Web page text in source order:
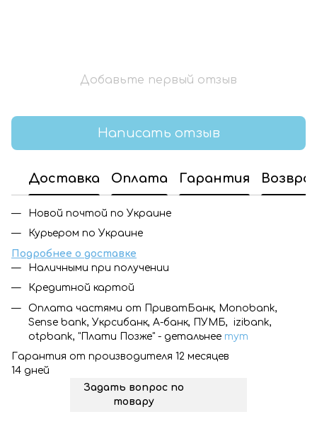
Добавьте первый отзыв
Написать отзыв
Доставка Оплата Гарантия
Новой почтой по Украине
Курьером по Украине
Подробнее о доставке
Наличными при получении
Кредитной картой
Оплата частями от ПриватБанк, Monobank,
Sense bank, Укрсибанк, А-банк, ПУМБ, izibank,
otpbank, "Плати Позже" - детальнее тут
Гарантия от производителя 12 месяцев
14 дней
Задать вопрос по
товару